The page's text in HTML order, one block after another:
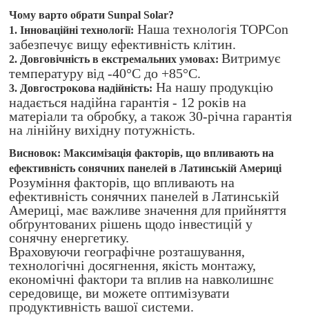
Чому варто обрати Sunpal Solar?
1. Інноваційні технології: Наша технологія TOPCon
забезпечує вищу ефективність клітин.
2. Довговічність в екстремальних умовах: Витримує
температуру від -40°C до +85°C.
3. Довгострокова надійність: На нашу продукцію
надається надійна гарантія - 12 років на
матеріали та обробку, а також 30-річна гарантія
на лінійну вихідну потужність.
Висновок: Максимізація факторів, що впливають на
ефективність сонячних панелей в Латинській Америці
Розуміння факторів, що впливають на
ефективність сонячних панелей в Латинській
Америці, має важливе значення для прийняття
обґрунтованих рішень щодо інвестицій у
сонячну енергетику.
Враховуючи географічне розташування,
технологічні досягнення, якість монтажу,
економічні фактори та вплив на навколишнє
середовище, ви можете оптимізувати
продуктивність вашої системи.